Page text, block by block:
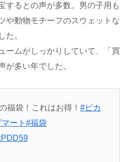
するとの声が多数。男の子用も
や動物モチーフのスウェットな
た。
ームがしっかりしていて、「買
が多い年でした。
福袋！これはお得！ #ピカ
ート #福袋